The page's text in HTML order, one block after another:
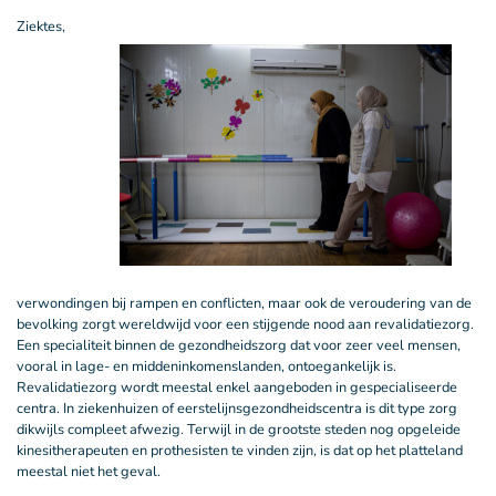
Ziektes,
verwondingen bij rampen en conflicten, maar ook de veroudering van de
bevolking zorgt wereldwijd voor een stijgende nood aan revalidatiezorg.
Een specialiteit binnen de gezondheidszorg dat voor zeer veel mensen,
vooral in lage- en middeninkomenslanden, ontoegankelijk is.
Revalidatiezorg wordt meestal enkel aangeboden in gespecialiseerde
centra. In ziekenhuizen of eerstelijnsgezondheidscentra is dit type zorg
dikwijls compleet afwezig. Terwijl in de grootste steden nog opgeleide
kinesitherapeuten en prothesisten te vinden zijn, is dat op het platteland
meestal niet het geval.